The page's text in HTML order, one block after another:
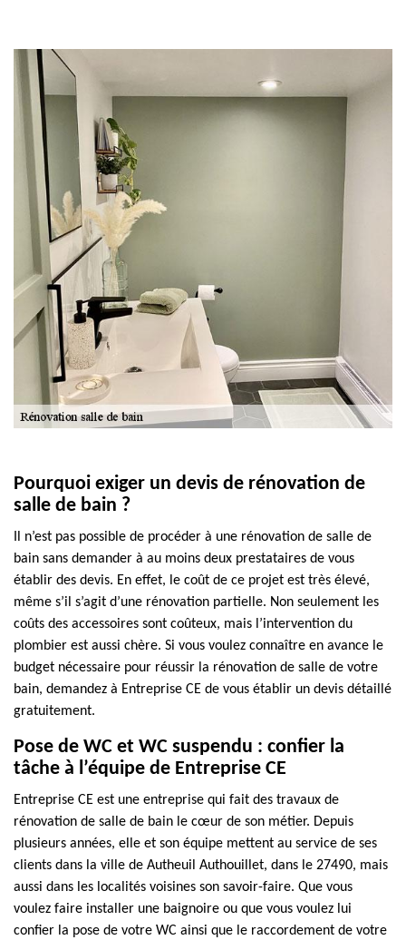
Pourquoi exiger un devis de rénovation de
salle de bain ?
Il n’est pas possible de procéder à une rénovation de salle de
bain sans demander à au moins deux prestataires de vous
établir des devis. En effet, le coût de ce projet est très élevé,
même s’il s’agit d’une rénovation partielle. Non seulement les
coûts des accessoires sont coûteux, mais l’intervention du
plombier est aussi chère. Si vous voulez connaître en avance le
budget nécessaire pour réussir la rénovation de salle de votre
bain, demandez à Entreprise CE de vous établir un devis détaillé
gratuitement.
Pose de WC et WC suspendu : confier la
tâche à l’équipe de Entreprise CE
Entreprise CE est une entreprise qui fait des travaux de
rénovation de salle de bain le cœur de son métier. Depuis
plusieurs années, elle et son équipe mettent au service de ses
clients dans la ville de Autheuil Authouillet, dans le 27490, mais
aussi dans les localités voisines son savoir-faire. Que vous
voulez faire installer une baignoire ou que vous voulez lui
confier la pose de votre WC ainsi que le raccordement de votre